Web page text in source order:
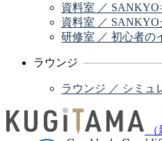
資料室 ／
資料室 ／
研修室 ／ 初心者の
ラウンジ
ラウンジ ／ シミュ